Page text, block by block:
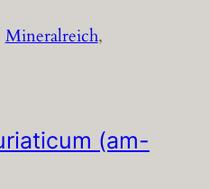
Mineralreich
(am-